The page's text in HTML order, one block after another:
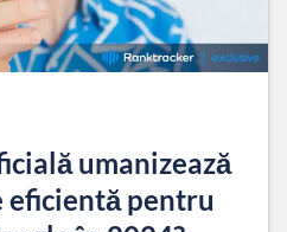
umanizează
eficientă pentru